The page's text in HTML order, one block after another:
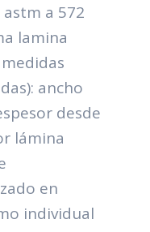
a 572
lamina
ancho
desde
lámina
en
individual